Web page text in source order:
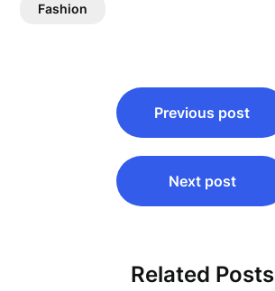
Fashion
navigation
Previous post
Next post
Related Posts